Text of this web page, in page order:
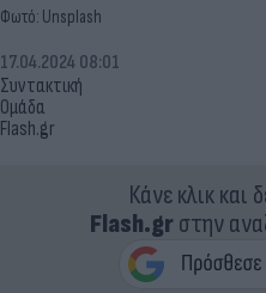
Φωτό: Unsplash
Συντακτική
Ομάδα
Flash.gr
17.04.2024 08:01
Κάνε κλικ και
Flash.grστην